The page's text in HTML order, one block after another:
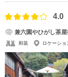
葉の時期に予約が取れ
いただくなどで素敵な
4.0
兼六園やひがし茶
和装 ロケーショ